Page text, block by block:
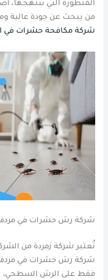
المتطورة التي تنتهجها،
من يبحث عن جودة عالية
شركة مكافحة حشرات في
شركة رش حشرات في
تُعتبر شركة زمردة من
شركة رش حشرات في مردف
فقط على الرش السطحي،